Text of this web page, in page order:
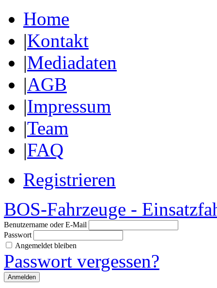
Home
|Kontakt
|Mediadaten
|AGB
|Impressum
|Team
|FAQ
Registrieren
BOS-Fahrzeuge -
Benutzername oder E-Mail
Passwort
Angemeldet bleiben
Passwort vergessen?